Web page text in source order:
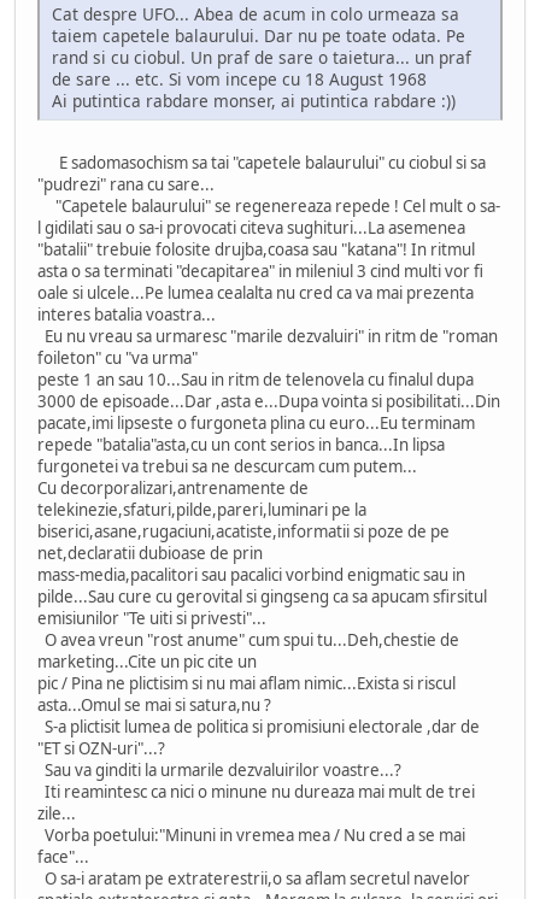
Cat despre UFO... Abea de acum in colo urmeaza sa
taiem capetele balaurului. Dar nu pe toate odata. Pe
rand si cu ciobul. Un praf de sare o taietura... un praf
de sare ... etc. Si vom incepe cu 18 August 1968
Ai putintica rabdare monser, ai putintica rabdare :))
E sadomasochism sa tai "capetele balaurului" cu ciobul si sa
"pudrezi" rana cu sare...
"Capetele balaurului" se regenereaza repede ! Cel mult o sa-
l gidilati sau o sa-i provocati citeva sughituri...La asemenea
"batalii" trebuie folosite drujba,coasa sau "katana"! In ritmul
asta o sa terminati "decapitarea" in mileniul 3 cind multi vor fi
oale si ulcele...Pe lumea cealalta nu cred ca va mai prezenta
interes batalia voastra...
Eu nu vreau sa urmaresc "marile dezvaluiri" in ritm de "roman
foileton" cu "va urma"
peste 1 an sau 10...Sau in ritm de telenovela cu finalul dupa
3000 de episoade...Dar ,asta e...Dupa vointa si posibilitati...Din
pacate,imi lipseste o furgoneta plina cu euro...Eu terminam
repede "batalia"asta,cu un cont serios in banca...In lipsa
furgonetei va trebui sa ne descurcam cum putem...
Cu decorporalizari,antrenamente de
telekinezie,sfaturi,pilde,pareri,luminari pe la
biserici,asane,rugaciuni,acatiste,informatii si poze de pe
net,declaratii dubioase de prin
mass-media,pacalitori sau pacalici vorbind enigmatic sau in
pilde...Sau cure cu gerovital si gingseng ca sa apucam sfirsitul
emisiunilor "Te uiti si privesti"...
O avea vreun "rost anume" cum spui tu...Deh,chestie de
marketing...Cite un pic cite un
pic / Pina ne plictisim si nu mai aflam nimic...Exista si riscul
asta...Omul se mai si satura,nu ?
S-a plictisit lumea de politica si promisiuni electorale ,dar de
"ET si OZN-uri"...?
Sau va ginditi la urmarile dezvaluirilor voastre...?
Iti reamintesc ca nici o minune nu dureaza mai mult de trei
zile...
Vorba poetului:"Minuni in vremea mea / Nu cred a se mai
face"...
O sa-i aratam pe extraterestrii,o sa aflam secretul navelor